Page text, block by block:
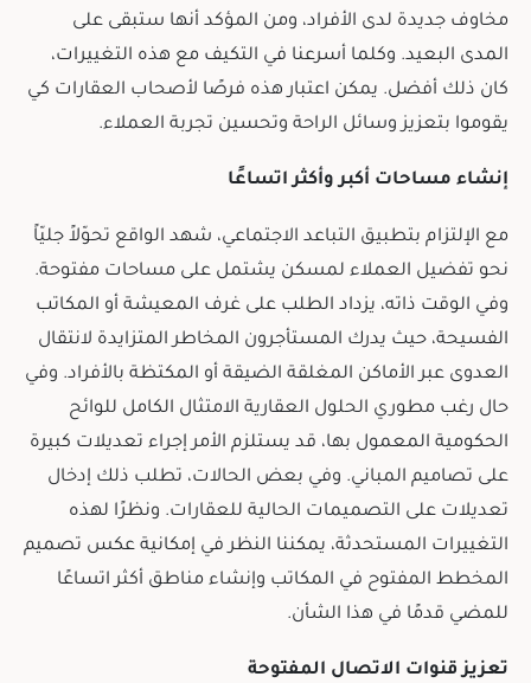
مخاوف جديدة لدى الأفراد، ومن المؤكد أنها ستبقى على
المدى البعيد. وكلما أسرعنا في التكيف مع هذه التغييرات،
كان ذلك أفضل. يمكن اعتبار هذه فرصًا لأصحاب العقارات كي
يقوموا بتعزيز وسائل الراحة وتحسين تجربة العملاء.
إنشاء مساحات أكبر وأكثر اتساعًا
مع الإلتزام بتطبيق التباعد الاجتماعي، شهد الواقع تحوّلاً جليّاً
نحو تفضيل العملاء لمسكن يشتمل على مساحات مفتوحة.
وفي الوقت ذاته، يزداد الطلب على غرف المعيشة أو المكاتب
الفسيحة، حيث يدرك المستأجرون المخاطر المتزايدة لانتقال
العدوى عبر الأماكن المغلقة الضيقة أو المكتظة بالأفراد. وفي
حال رغب مطوري الحلول العقارية الامتثال الكامل للوائح
الحكومية المعمول بها، قد يستلزم الأمر إجراء تعديلات كبيرة
على تصاميم المباني. وفي بعض الحالات، تطلب ذلك إدخال
تعديلات على التصميمات الحالية للعقارات. ونظرًا لهذه
التغييرات المستحدثة، يمكننا النظر في إمكانية عكس تصميم
المخطط المفتوح في المكاتب وإنشاء مناطق أكثر اتساعًا
للمضي قدمًا في هذا الشأن.
تعزيز قنوات الاتصال المفتوحة